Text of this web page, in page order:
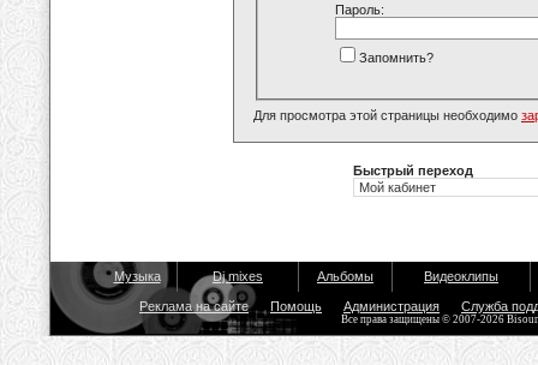
Пароль:
Запомнить?
Для просмотра этой страницы необходимо
Быстрый переход
Музыка Dj mixes Альбомы Видеоклипы
Реклама на сайте Помощь Администрация Служба
Все права защищены © 2007-2026